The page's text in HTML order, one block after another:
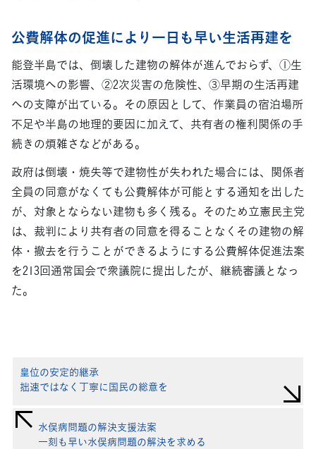
公費解体の促進により一日も早い生活再建を
能登半島では、倒壊した建物の解体が進んでおらず、①生
活環境への影響、②2次災害の危険性、③早期の生活再建
への支障が出ている。その原因として、作業員の宿泊場所
不足や半島の地理的要因に加えて、共有者の権利関係の手
続きの煩雑さなどがある。
政府は倒壊・焼失等で建物性が失われた場合には、関係者
全員の同意がなくても公費解体が可能とする通知を出した
が、対象とならない建物も多く残る。そのため立憲民主党
は、裁判により共有者の同意を得ることなくその建物の解
体・撤去を行うことができるようにする公費解体促進法案
を213回通常国会で衆議院に提出したが、継続審議となっ
た。
水俣病問題の解決支援法案
一刻も早い水俣病問題の解決を求める
皇位の安定的継承
拙速ではなく丁寧に国民の総意を